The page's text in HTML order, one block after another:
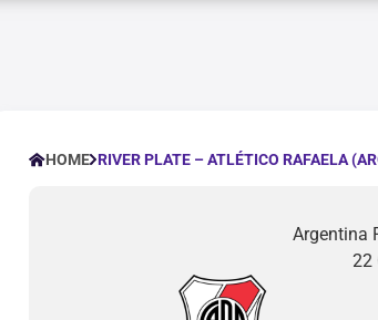
HOME RIVER PLATE – ATLÉTICO RAFAELA
Argentina
22